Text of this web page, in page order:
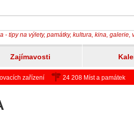
- tipy na výlety, památky, kultura, kina, galerie,
Zajímavosti
zařízení 24 208 Míst a památek